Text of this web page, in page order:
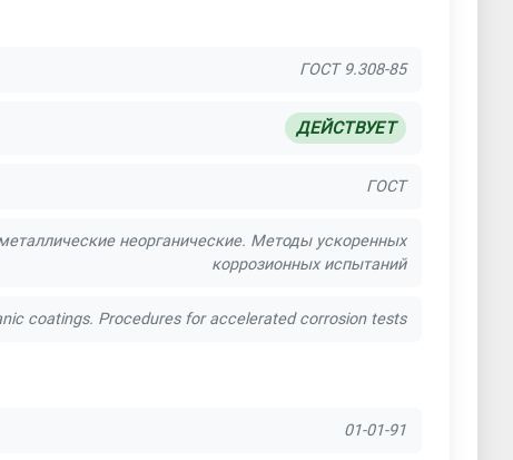
для электродуговой металлизации
ГОСТ 9.308-85
ДЕЙСТВУЕТ
ГОСТ
неорганические. Методы ускоренных
коррозионных испытаний
coatings. Procedures for accelerated corrosion tests
01-01-91